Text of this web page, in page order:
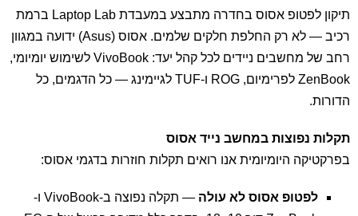
תיקון לפטופ אסוס בחדרה מתבצע במעבדת Laptop Lab ברמת
רכיב — לא רק החלפת חלקים שלמים. אסוס (Asus) ידועה במגוון
רחב של מחשבים ניידים לכל קהל יעד: VivoBook לשימוש יומיומי,
ZenBook לפרימיום, ROG ו-TUF לגיימינג — כל הדגמים, כל
הדורות.
תקלות נפוצות במחשב נייד אסוס
בפרקטיקה היומיומית אנו רואים תקלות חוזרות בדגמי אסוס:
לפטופ אסוס לא עולה
— תקלה נפוצה ב-VivoBook ו-